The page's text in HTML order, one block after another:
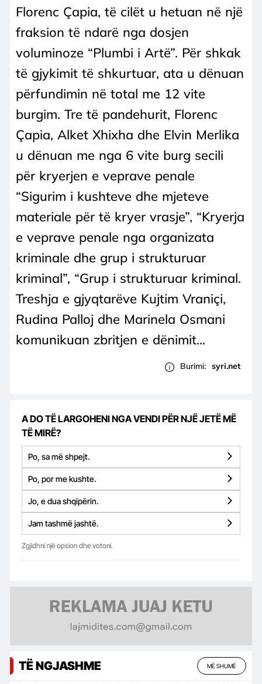
Florenc Çapia, të cilët u hetuan në një
fraksion të ndarë nga dosjen
voluminoze “Plumbi i Artë”. Për shkak
të gjykimit të shkurtuar, ata u dënuan
përfundimin në total me 12 vite
burgim. Tre të pandehurit, Florenc
Çapia, Alket Xhixha dhe Elvin Merlika
u dënuan me nga 6 vite burg secili
për kryerjen e veprave penale
“Sigurim i kushteve dhe mjeteve
materiale për të kryer vrasje”, “Kryerja
e veprave penale nga organizata
kriminale dhe grup i strukturuar
kriminal”, “Grup i strukturuar kriminal.
Treshja e gjyqtarëve Kujtim Vraniçi,
Rudina Palloj dhe Marinela Osmani
komunikuan zbritjen e dënimit...
Burimi: syri.net
A DO TË LARGOHENI NGA VENDI PËR NJË JETË MË
TË MIRË?
Po, sa më shpejt.
Po, por me kushte.
Jo, e dua shqipërin.
Jam tashmë jashtë.
Zgjidhni një opsion dhe votoni.
TË NGJASHME MË SHUMË